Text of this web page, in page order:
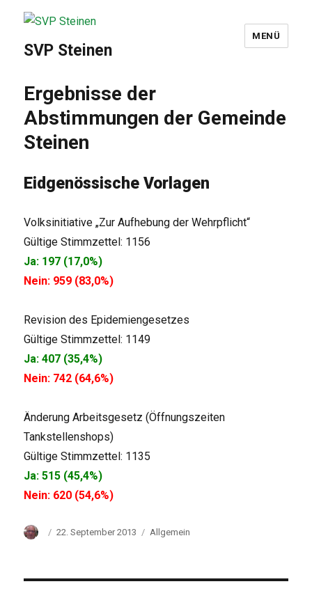
SVP Steinen
MENÜ
Ergebnisse der
Abstimmungen der Gemeinde
Steinen
Eidgenössische Vorlagen
Volksinitiative „Zur Aufhebung der Wehrpflicht“
Gültige Stimmzettel: 1156
Ja: 197 (17,0%)
Nein: 959 (83,0%)
Revision des Epidemiengesetzes
Gültige Stimmzettel: 1149
Ja: 407 (35,4%)
Nein: 742 (64,6%)
Änderung Arbeitsgesetz (Öffnungszeiten
Tankstellenshops)
Gültige Stimmzettel: 1135
Ja: 515 (45,4%)
Nein: 620 (54,6%)
AutorVeröffentlicht
22. September 2013 Kategorien
Allgemein